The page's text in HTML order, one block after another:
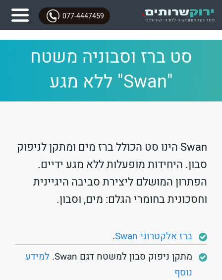
077-4447459
סט ברז וסבוניה משטח
"Swan" ללא מגע
Swan הינו סט הכולל ברז מים ומתקן לניפוק
סבון. היחידות מופעלות ללא מגע ידיים.
הפתרון המושלם ליצירת סביבה היגיינית
וחסכונית בחומרי הגלם: מים, וסבון.
ברז אלקטרוני Swan
.
מתקן ניפוק סבון למשטח דגם Swan.
למידע
נוסף